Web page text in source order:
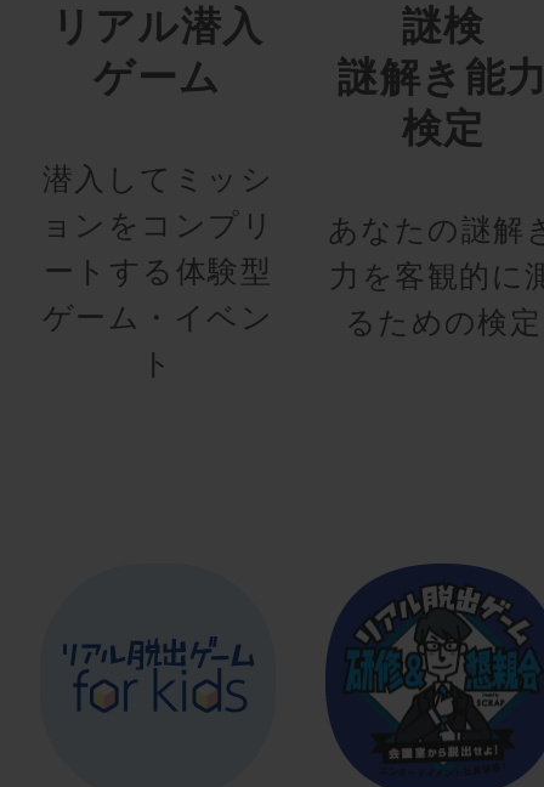
リアル潜入
ゲーム
潜入してミッシ
ョンをコンプリ
ートする体験型
ゲーム・イベン
ト
謎検
謎解き能
検定
あなたの謎解
力を客観的に
るための検定